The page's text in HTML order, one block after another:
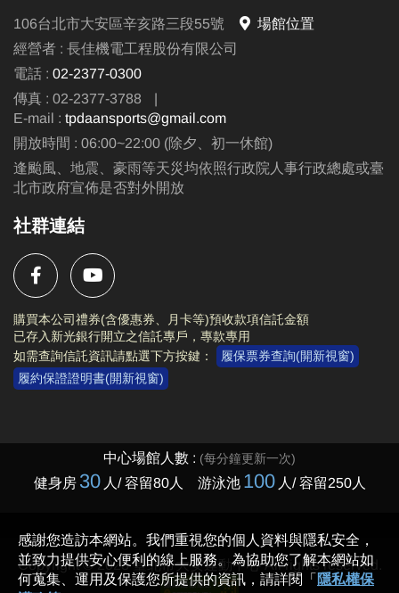
106台北市大安區辛亥路三段55號
場館位置
經營者 : 長佳機電工程股份有限公司
電話 : 02-2377-0300
傳真 : 02-2377-3788
|
E-mail : tpdaansports@gmail.com
開放時間 : 06:00~22:00 (除夕、初一休館)
逢颱風、地震、豪雨等天災均依照行政院人事行政總處或臺
北市政府宣佈是否對外開放
社群連結
購買本公司禮券(含優惠券、月卡等)預收款項信託金額
已存入新光銀行開立之信託專戶，專款專用
如需查詢信託資訊請點選下方按鍵：
履保票券查詢(開新視窗)
履約保證證明書(開新視窗)
Copyright © 2023 臺北市大安運動中心 All rights reserved.